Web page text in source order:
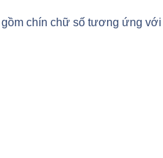
gồm chín chữ số tương ứng